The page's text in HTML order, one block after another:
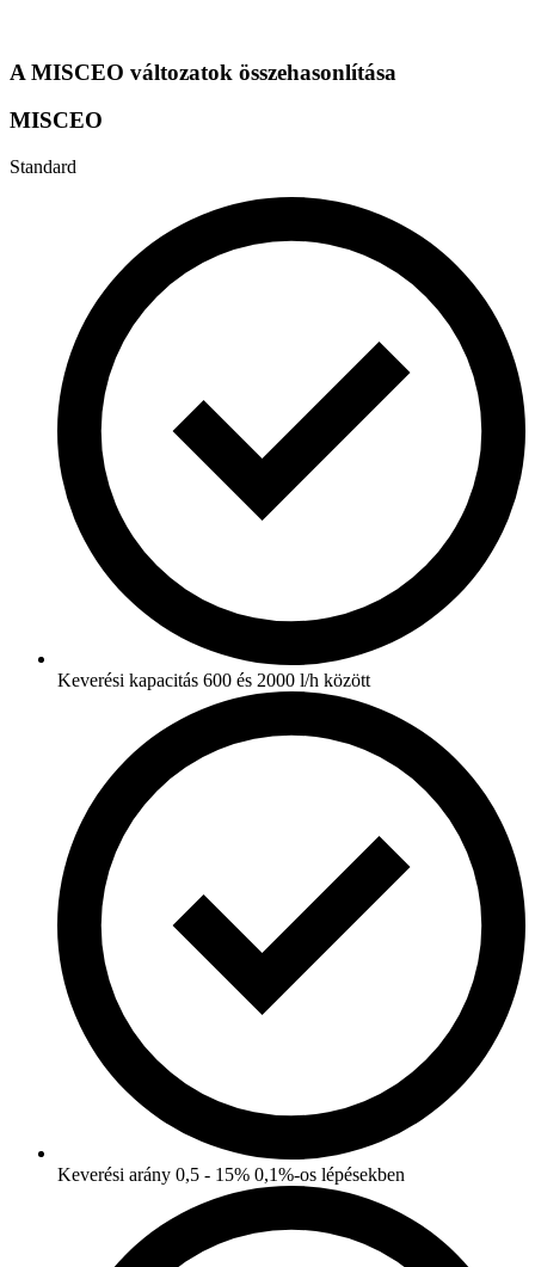
A MISCEO változatok összehasonlítása
MISCEO
Standard
Keverési kapacitás 600 és 2000 l/h között
Keverési arány 0,5 - 15% 0,1%-os lépésekben